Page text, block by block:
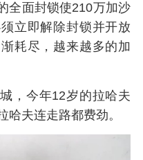
全面封锁使210万加沙
立即解除封锁并开放
耗尽，越来越多的加
，今年12岁的拉哈夫
哈夫连走路都费劲。